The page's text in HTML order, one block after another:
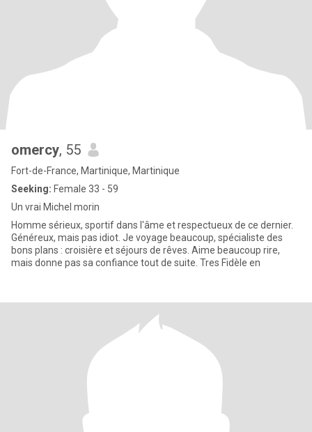
omercy, 55
Fort-de-France, Martinique, Martinique
Seeking: Female 33 - 59
Un vrai Michel morin
Homme sérieux, sportif dans l'âme et respectueux de ce dernier.
Généreux, mais pas idiot. Je voyage beaucoup, spécialiste des
bons plans : croisière et séjours de rêves. Aime beaucoup rire,
mais donne pas sa confiance tout de suite. Tres Fidèle en